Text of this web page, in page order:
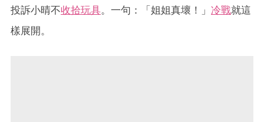
投訴小晴不收拾玩具。一句：「姐姐真壞！」 冷戰就這
樣展開。